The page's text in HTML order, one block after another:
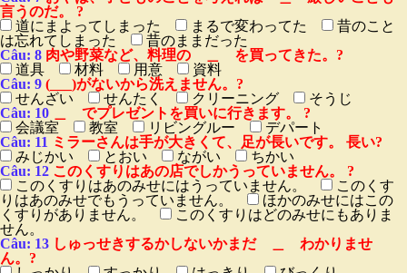
言うのだ。 ?
道にまよってしまった
まるで変わってた
昔のこと
は忘れてしまった
昔のままだった
Câu: 8 肉や野菜など、料理の ＿ を買ってきた。?
道具
材料 用意
資料
Câu: 9 (___)がないから洗えません。?
せんざい
せんたく クリーニング
そうじ
Câu: 10
＿ でプレゼントを買いに行きます。 ?
会議室
教室 リビングルー
デパート
Câu: 11 ミラーさんは手が大きくて、足が長いです。 長い?
みじかい
とおい ながい
ちかい
Câu: 12 このくすりはあの店でしかうっていません。 ?
このくすりはあのみせにはうっていません。
このくす
りはあのみせでもうっていません。
ほかのみせにはこの
くすりがありません。
このくすりはどのみせにもありま
せん。
Câu: 13 しゅっせきするかしないかまだ ＿ わかりませ
ん。?